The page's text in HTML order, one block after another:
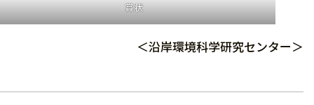
賞状
＜沿岸環境科学研究センター＞